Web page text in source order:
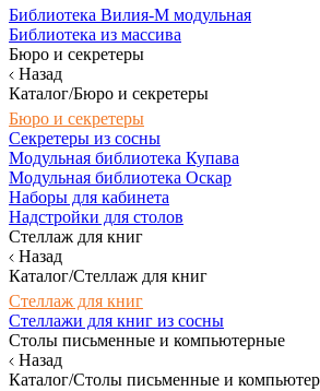
Библиотека Вилия-М модульная
Библиотека из массива
Бюро и секретеры
Назад
Каталог/Бюро и секретеры
Бюро и секретеры
Секретеры из сосны
Модульная библиотека Купава
Модульная библиотека Оскар
Наборы для кабинета
Надстройки для столов
Стеллаж для книг
Назад
Каталог/Стеллаж для книг
Стеллаж для книг
Стеллажи для книг из сосны
Столы письменные и компьютерные
Назад
Каталог/Столы письменные и